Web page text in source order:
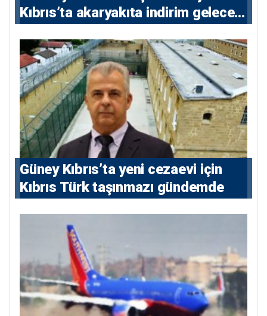
Kıbrıs’ta akaryakıta indirim gelecek
Güney Kıbrıs’ta yeni cezaevi için
Kıbrıs Türk taşınmazı gündemde